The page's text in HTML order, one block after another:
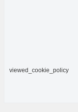
viewed_cookie_policy